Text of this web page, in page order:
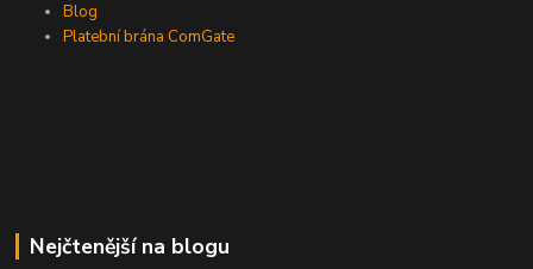
Blog
Platební brána ComGate
Nejčtenější na blogu